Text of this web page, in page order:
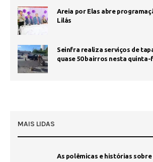
Areia por Elas abre
Lilás
Seinfra realiza serviços de
quase 50 bairros nesta
MAIS LIDAS
As polêmicas e histórias sobre